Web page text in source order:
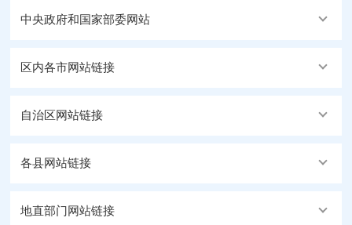
中央政府和国家部委网站
区内各市网站链接
自治区网站链接
各县网站链接
地直部门网站链接